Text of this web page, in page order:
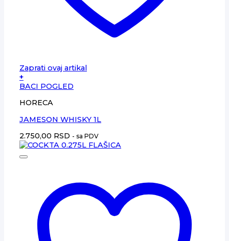
Zaprati ovaj artikal
+
BACI POGLED
HORECA
JAMESON WHISKY 1L
2.750,00 RSD - sa PDV